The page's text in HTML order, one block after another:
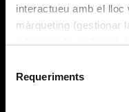
interactueu amb el
màrqueting (gestionar
consultar laPolítica
Requeriments